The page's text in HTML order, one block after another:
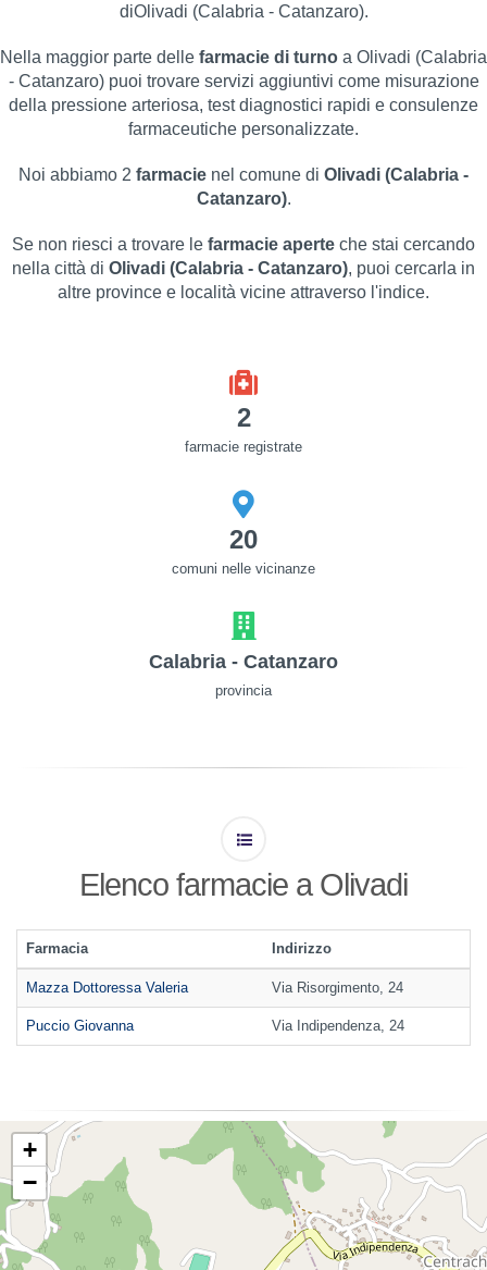
diOlivadi (Calabria - Catanzaro).
Nella maggior parte delle farmacie di turno a Olivadi (Calabria
- Catanzaro) puoi trovare servizi aggiuntivi come misurazione
della pressione arteriosa, test diagnostici rapidi e consulenze
farmaceutiche personalizzate.
Noi abbiamo 2 farmacie nel comune di Olivadi (Calabria -
Catanzaro).
Se non riesci a trovare le farmacie aperte che stai cercando
nella città di Olivadi (Calabria - Catanzaro), puoi cercarla in
altre province e località vicine attraverso l'indice.
2
farmacie registrate
20
comuni nelle vicinanze
Calabria - Catanzaro
provincia
Elenco farmacie a Olivadi
Farmacia Indirizzo
Mazza Dottoressa Valeria Via Risorgimento, 24
Puccio Giovanna Via Indipendenza, 24
+
−